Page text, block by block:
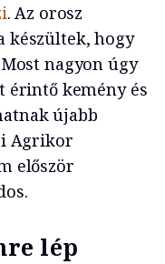
. Az orosz
készültek, hogy
nagyon úgy
érintő kemény és
újabb
Agrikor
először
lép